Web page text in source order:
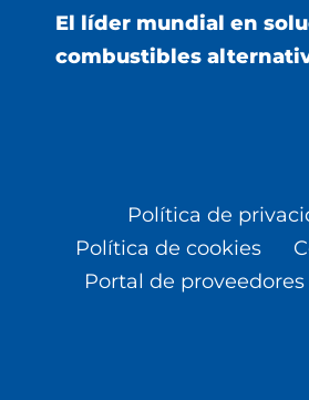
El líder mundial en
combustibles
Política de
Política de cookies
Portal de